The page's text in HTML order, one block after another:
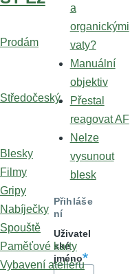
Prodám
Středočeský
Blesky
Filmy
Gripy
Nabíječky
Spouště
Paměťové karty
Vybavení ateliéru
a
organickými
vaty?
Manuální
objektiv
Přestal
reagovat AF
Nelze
vysunout
blesk
Přihláše
ní
Uživatel
ské
jméno